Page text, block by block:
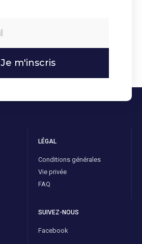
Je m'inscris
LÉGAL
Conditions générales
Vie privée
FAQ
SUIVEZ-NOUS
Facebook